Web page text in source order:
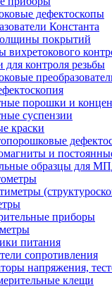
дефектоскопы
Константа
покрытий
вихретокового
для контроля резьбы
порошки и
суспензии
краски
и
образцы для
приборы
питания
сопротивления
напряжения,
клещи